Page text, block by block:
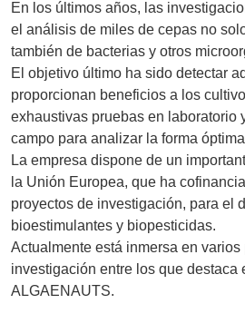
En los últimos años, las
el análisis de miles de cepas no
también de bacterias y otros
El objetivo último ha sido detectar
proporcionan beneficios a los
exhaustivas pruebas en laboratorio
campo para analizar la forma
La empresa dispone de un
la Unión Europea, que ha
proyectos de investigación, para el
bioestimulantes y biopesticidas.
Actualmente está inmersa en varios
investigación entre los que destaca
ALGAENAUTS.